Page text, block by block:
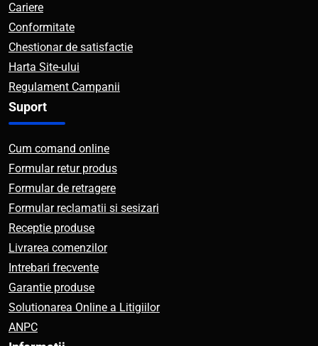
Cariere
Conformitate
Chestionar de satisfactie
Harta Site-ului
Regulament Campanii
Suport
Cum comand online
Formular retur produs
Formular de retragere
Formular reclamatii si sesizari
Receptie produse
Livrarea comenzilor
Intrebari frecvente
Garantie produse
Solutionarea Online a Litigiilor
ANPC